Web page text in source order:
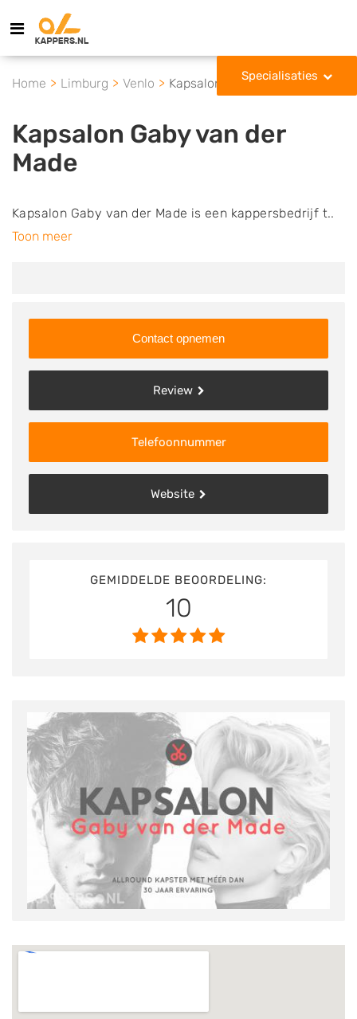
Specialisaties
Home Limburg Venlo Kapsalon Gaby van der Made
Kapsalon Gaby van der
Made
Kapsalon Gaby van der Made is een kappersbedrijf t..
Toon meer
Contact opnemen
Review
Telefoonnummer
Website
GEMIDDELDE BEOORDELING:
10